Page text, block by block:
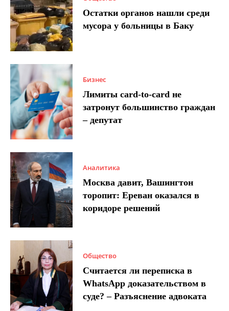
Остатки органов нашли среди
мусора у больницы в Баку
Бизнес
Лимиты card-to-card не
затронут большинство граждан
– депутат
Аналитика
Москва давит, Вашингтон
торопит: Ереван оказался в
коридоре решений
Общество
Считается ли переписка в
WhatsApp доказательством в
суде? – Разъяснение адвоката